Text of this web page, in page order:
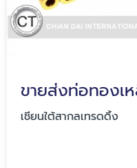
เชียนใต้สากลเทรดดิ้ง